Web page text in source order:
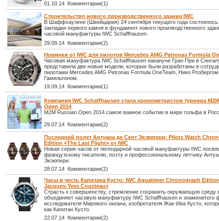
01.10.14 Комментарии(1)
Строительство нового производственного здания IWC
В Шаффхаузене (Швейцария) 24 сентября текущего года
закладки первого камня в фундамент нового производственного
часовой мануфактуры IWC Schaffhausen.
29.09.14 Комментарии(2)
Новинки от IWC для пилотов Mercedes AMG Petronas Formula
Часовая мануфактура IWC Schaffhausen накануне Гран При в
представила две новые модели, которые были разработаны в
пилотами Mercedes AMG Petronas Formula OneTeam, Нико
Гамильтоном.
19.09.14 Комментарии(1)
Компания IWC Schaffhausen стала хронометристом турнира
Open 2014
M2M Russian Open 2014 самое важное событие в мире гольфа в
29.07.14 Комментарии(2)
Последний полет Антуана де Сент Экзюпери: Pilots Watch
Edition «The Last Flight» от IWC
Новая серия часов от легендарной часовой мануфактуры IWC
французскому писателю, поэту и профессиональному летчику
Экзюпери.
28.07.14 Комментарии(2)
Часы в честь Капитана Кусто: IWC Aquatimer Chronograph
Jacques-Yves Cousteau»
Страсть к совершенству, стремление сохранить окружающую среду
объединяет часовую мануфактуру IWC Schaffhausen и знаменитого
исследователя Мирового океана, изобретателя Жак-Ива Кусто,
как Капитан Кусто.
22.07.14 Комментарии(2)